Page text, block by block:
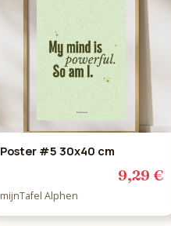
Poster #5 30x40 cm
9,29 €
mijnTafel Alphen